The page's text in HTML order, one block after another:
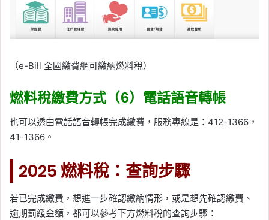
（e-Bill 全國繳費網可繳納燃料稅）
燃料稅繳費方式（6）電話語音轉帳
也可以透由電話語音轉帳完成繳費，服務專線是：412-1366，
41-1366。
2025 燃料稅：查詢步驟
若已完成繳費，想進一步確認繳納情形，或是想先確認繳費、
逾期罰緩金額，都可以參考下方燃料稅的查詢步驟：